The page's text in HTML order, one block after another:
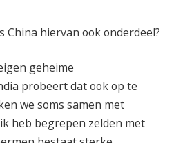
China hiervan ook onderdeel?
geheime
probeert dat ook op te
we soms samen met
heb begrepen zelden met